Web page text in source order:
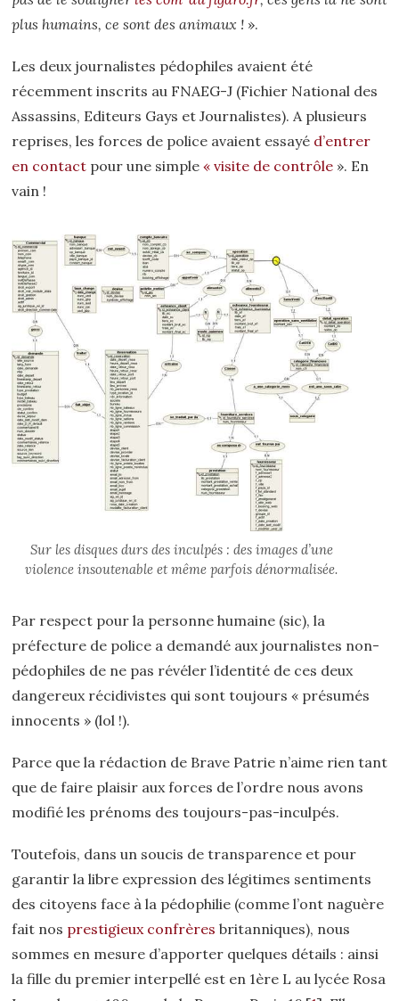
plus humains, ce sont des animaux !».
Les deux journalistes pédophiles avaient été
récemment inscrits au FNAEG-J (Fichier National des
Assassins, Editeurs Gays et Journalistes). A plusieurs
reprises, les forces de police avaient essayé d’entrer
en contactpour une simple « visite de contrôle». En
vain !
Sur les disques durs des inculpés : des images d’une
violence insoutenable et même parfois dénormalisée.
Par respect pour la personne humaine (sic), la
préfecture de police a demandé aux journalistes non-
pédophiles de ne pas révéler l’identité de ces deux
dangereux récidivistes qui sont toujours « présumés
innocents » (lol !).
Parce que la rédaction de Brave Patrie n’aime rien tant
que de faire plaisir aux forces de l’ordre nous avons
modifié les prénoms des toujours-pas-inculpés.
Toutefois, dans un soucis de transparence et pour
garantir la libre expression des légitimes sentiments
des citoyens face à la pédophilie (comme l’ont naguère
fait nos prestigieux confrères britanniques), nous
sommes en mesure d’apporter quelques détails : ainsi
la fille du premier interpellé est en 1ère L au lycée Rosa